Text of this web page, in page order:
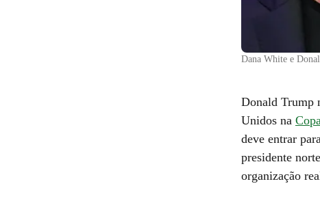
Dana White e
Donald Trump
Unidos na
deve entrar
presidente
organização